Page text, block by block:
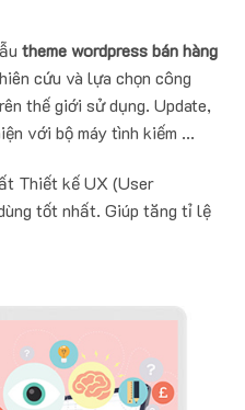
theme wordpress bán hàng
cứu và lựa chọn công
thế giới sử dụng. Update,
với bộ máy tình kiếm ...
Thiết kế UX (User
tốt nhất. Giúp tăng tỉ lệ